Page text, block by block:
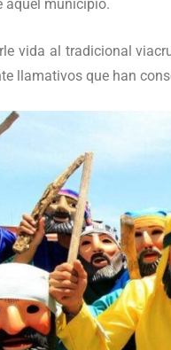
aquel municipio.
vida al tradicional
llamativos que han